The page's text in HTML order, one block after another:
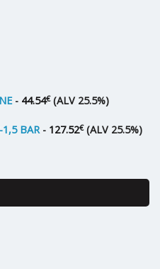
- 44.54€ (ALV 25.5%)
1,5 BAR - 127.52€ (ALV 25.5%)